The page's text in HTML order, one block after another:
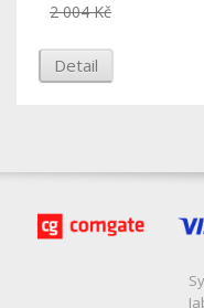
2 004 Kč
Detail